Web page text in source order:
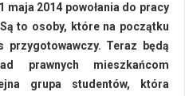
2014 powołania do pracy
to osoby, które na początku
przygotowawczy. Teraz będą
prawnych mieszkańcom
grupa studentów, która